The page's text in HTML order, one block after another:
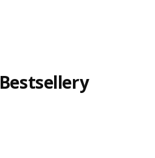
Bestsellery